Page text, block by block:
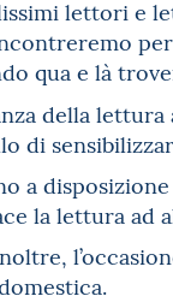
lettori e
qua e là
della
di
a
la lettura ad